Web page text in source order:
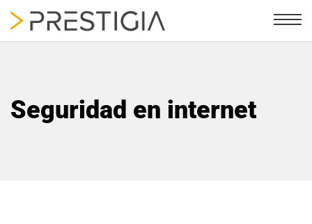
Seguridad en internet